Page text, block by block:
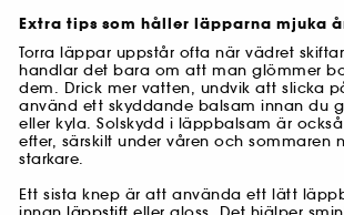
Extra tips som håller läpparna mjuka
Torra läppar uppstår ofta när vädret
handlar det bara om att man glömmer
dem. Drick mer vatten, undvik att slicka
använd ett skyddande balsam innan du
eller kyla. Solskydd i läppbalsam är
efter, särskilt under våren och sommaren
starkare.
Ett sista knep är att använda ett lätt